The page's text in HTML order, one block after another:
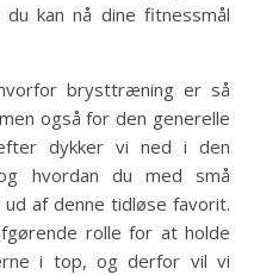
kan nå dine fitnessmål
brysttræning er så
også for den generelle
dykker vi ned i den
hvordan du med små
af denne tidløse favorit.
rolle for at holde
i top, og derfor vil vi